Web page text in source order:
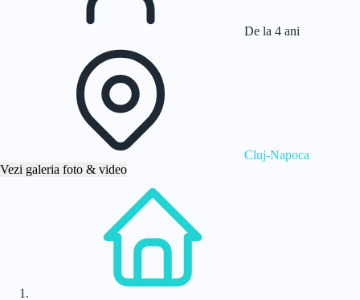
De la 4 ani
Cluj-Napoca
Vezi galeria foto & video